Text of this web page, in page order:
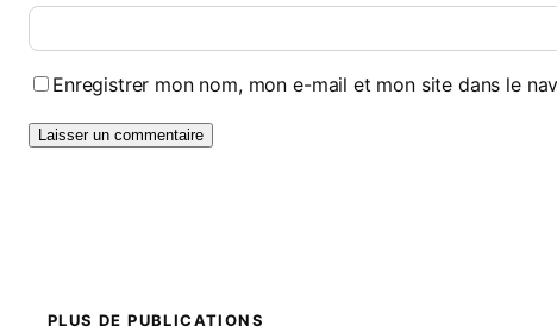
Enregistrer mon nom, mon e-mail et mon site dans le
PLUS DE PUBLICATIONS